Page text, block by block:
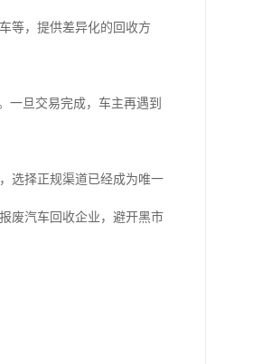
等，提供差异化的回收方
一旦交易完成，车主再遇到
选择正规渠道已经成为唯一
废汽车回收企业，避开黑市